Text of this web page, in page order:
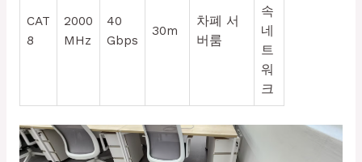
CAT
8
2000
MHz
40
Gbps
30m
차폐 서
버룸
속
네
트
워
크